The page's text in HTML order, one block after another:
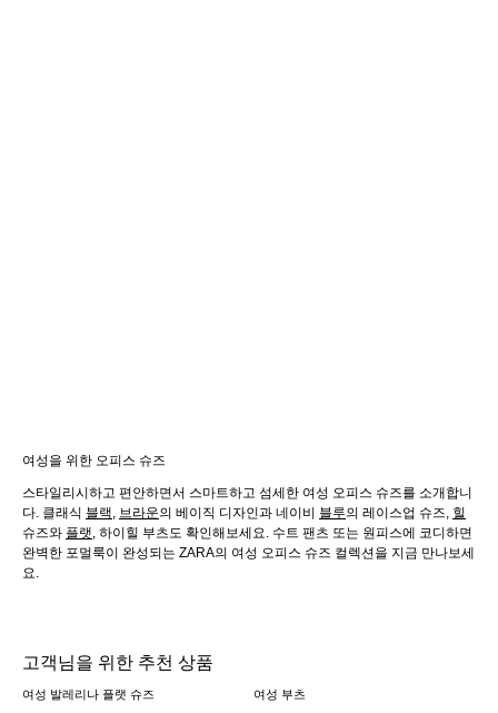
여성을 위한 오피스 슈즈
스타일리시하고 편안하면서 스마트하고 섬세한 여성 오피스 슈즈를 소개합니
다. 클래식 블랙, 브라운의 베이직 디자인과 네이비 블루의 레이스업 슈즈, 힐
슈즈와 플랫, 하이힐 부츠도 확인해보세요. 수트 팬츠 또는 원피스에 코디하면
완벽한 포멀룩이 완성되는 ZARA의 여성 오피스 슈즈 컬렉션을 지금 만나보세
요.
고객님을 위한 추천 상품
여성 발레리나 플랫 슈즈
여성 부츠